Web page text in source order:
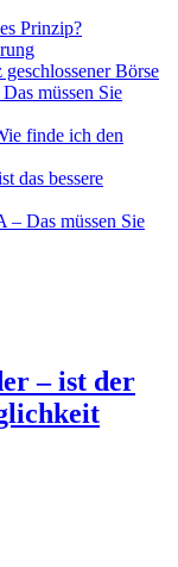
Prinzip?
Börse
müssen Sie
finde ich den
das bessere
– Das müssen Sie
– ist der